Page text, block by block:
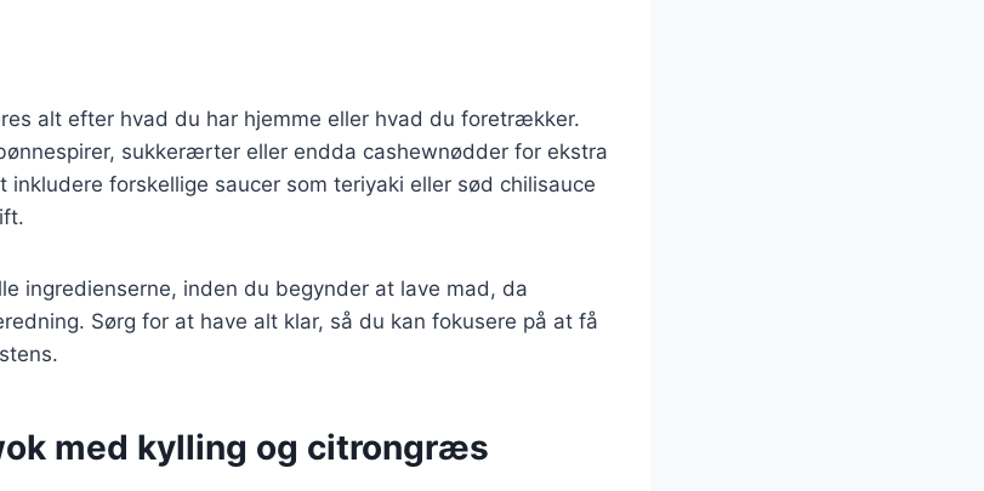
alt efter hvad du har hjemme eller hvad du foretrækker.
sukkerærter eller endda cashewnødder for ekstra
inkludere forskellige saucer som teriyaki eller sød chilisauce
ingredienserne, inden du begynder at lave mad, da
Sørg for at have alt klar, så du kan fokusere på at få
med kylling og citrongræs